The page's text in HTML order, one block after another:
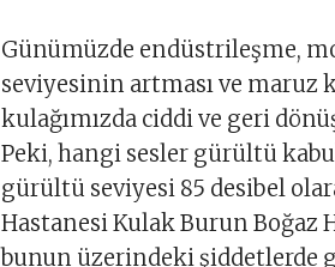
Günümüzde endüstrileşme,
seviyesinin artması ve maruz
kulağımızda ciddi ve geri
Peki, hangi sesler gürültü
gürültü seviyesi 85 desibel
Hastanesi Kulak Burun Boğaz
bunun üzerindeki şiddetlerde